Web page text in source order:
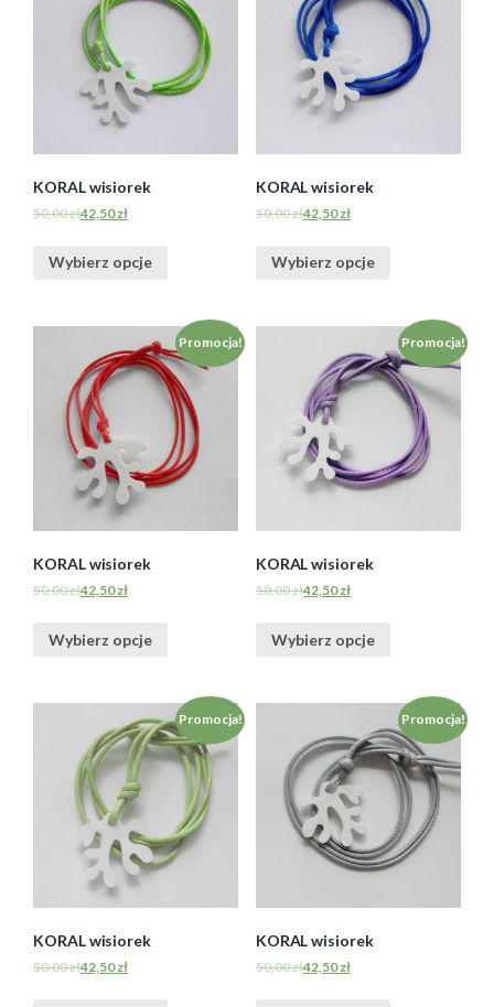
KORAL wisiorek
50,00zł42,50zł
Wybierz opcje
KORAL wisiorek
50,00zł42,50zł
Wybierz opcje
Promocja!
KORAL wisiorek
50,00zł42,50zł
Wybierz opcje
Promocja!
KORAL wisiorek
50,00zł42,50zł
Wybierz opcje
Promocja!
KORAL wisiorek
50,00zł42,50zł
Promocja!
KORAL wisiorek
50,00zł42,50zł